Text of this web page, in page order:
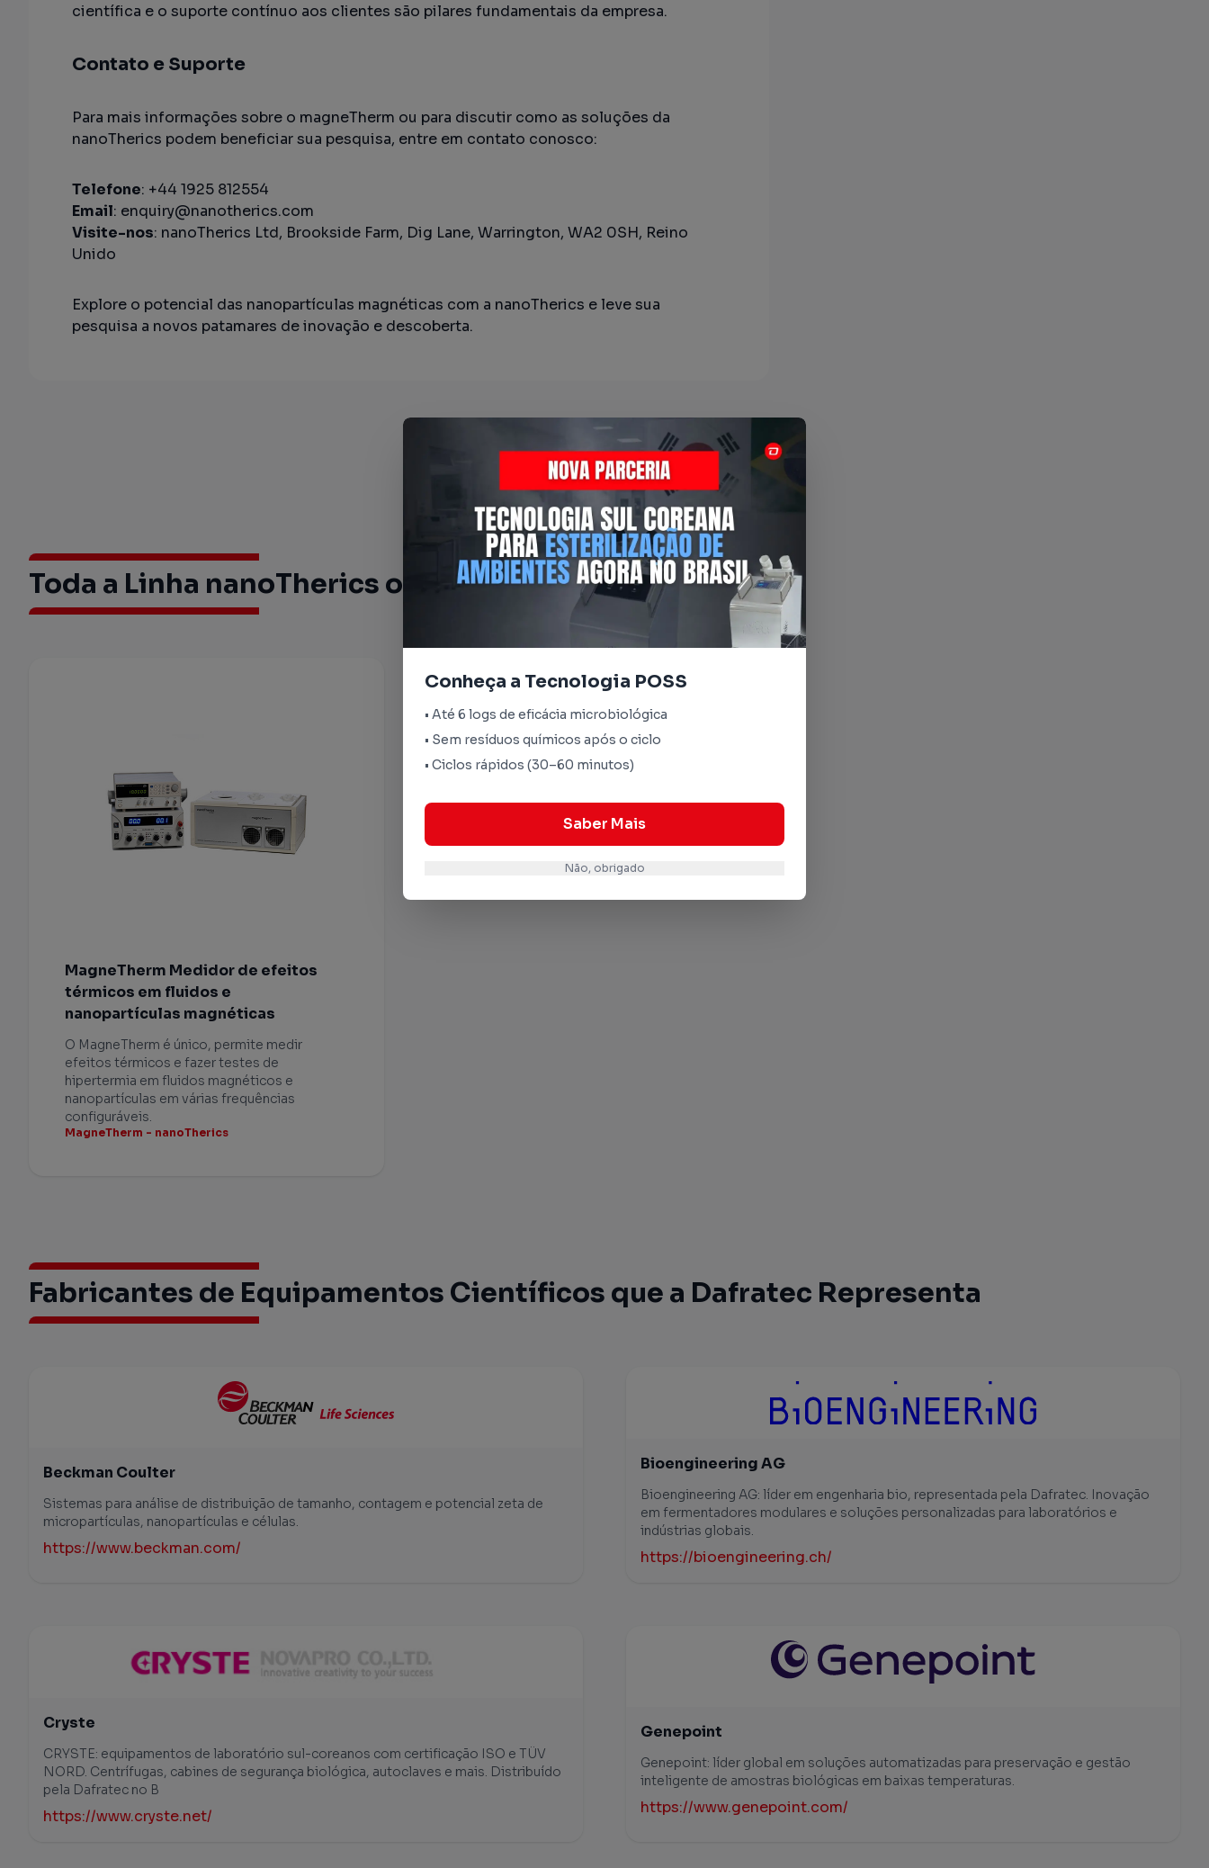
Conheça a Tecnologia POSS
• Até 6 logs de eficácia microbiológica
• Sem resíduos químicos após o ciclo
• Ciclos rápidos (30–60 minutos)
Saber Mais
Não, obrigado
científica e o suporte contínuo aos clientes são pilares fundamentais da empresa.
Contato e Suporte
Para mais informações sobre o magneTherm ou para discutir como as soluções da
nanoTherics podem beneficiar sua pesquisa, entre em contato conosco:
Telefone: +44 1925 812554
Email: enquiry@nanotherics.com
Visite-nos: nanoTherics Ltd, Brookside Farm, Dig Lane, Warrington, WA2 0SH, Reino
Unido
Explore o potencial das nanopartículas magnéticas com a nanoTherics e leve sua
pesquisa a novos patamares de inovação e descoberta.
Toda a Linha nanoTherics oferecida pela Dafratec
MagneTherm Medidor de efeitos
térmicos em fluidos e
nanopartículas magnéticas
O MagneTherm é único, permite medir
efeitos térmicos e fazer testes de
hipertermia em fluidos magnéticos e
nanopartículas em várias frequências
configuráveis.
MagneTherm - nanoTherics
Fabricantes de Equipamentos Científicos que a Dafratec Representa
Beckman Coulter
Sistemas para análise de distribuição de tamanho, contagem e potencial zeta de
micropartículas, nanopartículas e células.
https://www.beckman.com/
Bioengineering AG
Bioengineering AG: líder em engenharia bio, representada pela Dafratec. Inovação
em fermentadores modulares e soluções personalizadas para laboratórios e
indústrias globais.
https://bioengineering.ch/
Cryste
CRYSTE: equipamentos de laboratório sul-coreanos com certificação ISO e TÜV
NORD. Centrífugas, cabines de segurança biológica, autoclaves e mais. Distribuído
pela Dafratec no B
https://www.cryste.net/
Genepoint
Genepoint: líder global em soluções automatizadas para preservação e gestão
inteligente de amostras biológicas em baixas temperaturas.
https://www.genepoint.com/